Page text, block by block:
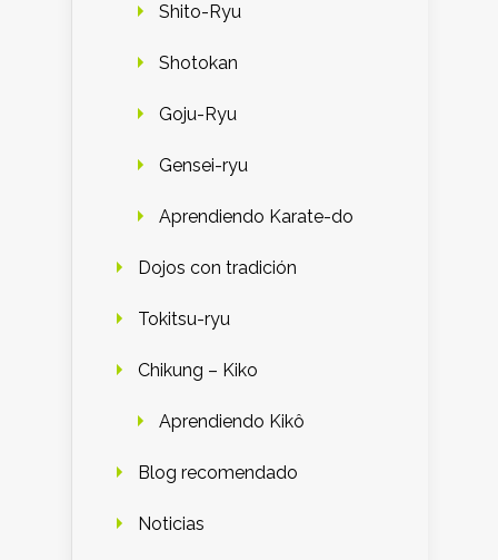
Shito-Ryu
Shotokan
Goju-Ryu
Gensei-ryu
Aprendiendo Karate-do
Dojos con tradición
Tokitsu-ryu
Chikung – Kiko
Aprendiendo Kikô
Blog recomendado
Noticias